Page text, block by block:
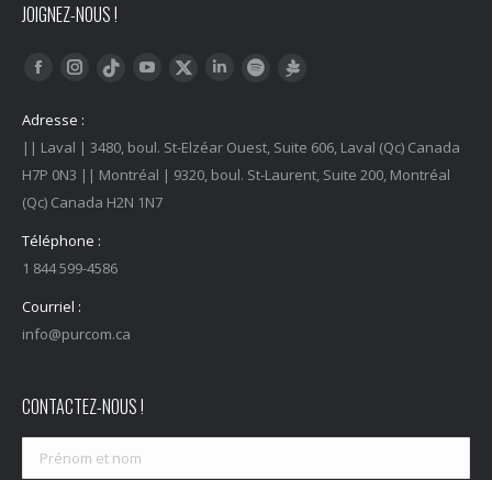
JOIGNEZ-NOUS !
Trouvez nous sur :
FacebookInstagram
Tiktok YouTubeTwitter LinkedInSpotify
Adresse :
|| Laval | 3480, boul. St-Elzéar Ouest, Suite 606, Laval (Qc) Canada
H7P 0N3 || Montréal | 9320, boul. St-Laurent, Suite 200, Montréal
(Qc) Canada H2N 1N7
Téléphone :
1 844 599-4586
Courriel :
info@purcom.ca
CONTACTEZ-NOUS !